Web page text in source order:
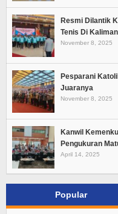
Resmi Dilantik
Tenis Di
November 8, 2025
Pesparani
Juaranya
November 8, 2025
Kanwil
Pengukuran
April 14, 2025
Popular